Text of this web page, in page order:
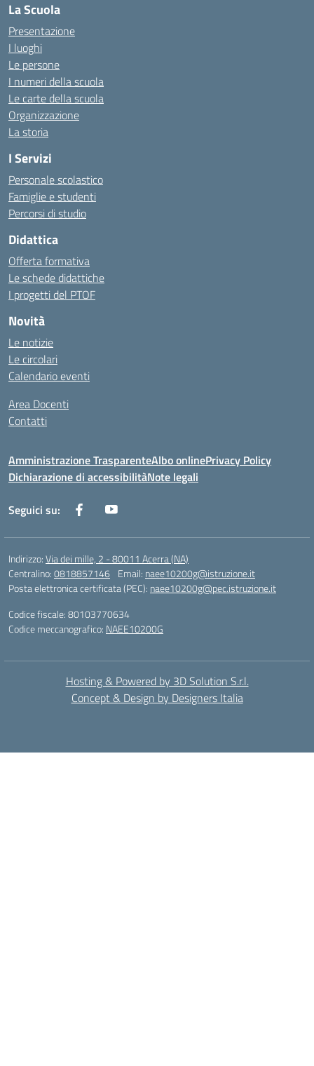
La Scuola
Presentazione
I luoghi
Le persone
I numeri della scuola
Le carte della scuola
Organizzazione
La storia
I Servizi
Personale scolastico
Famiglie e studenti
Percorsi di studio
Didattica
Offerta formativa
Le schede didattiche
I progetti del PTOF
Novità
Le notizie
Le circolari
Calendario eventi
Area Docenti
Contatti
Amministrazione TrasparenteAlbo onlinePrivacy Policy
Dichiarazione di accessibilitàNote legali
Seguici su:
Indirizzo:Via dei mille, 2 - 80011 Acerra (NA)
Centralino:0818857146 Email: naee10200g@istruzione.it
Posta elettronica certificata (PEC): naee10200g@pec.istruzione.it
Codice fiscale: 80103770634
Codice meccanografico: NAEE10200G
Hosting & Powered by 3D Solution S.r.l.
Concept & Design by Designers Italia